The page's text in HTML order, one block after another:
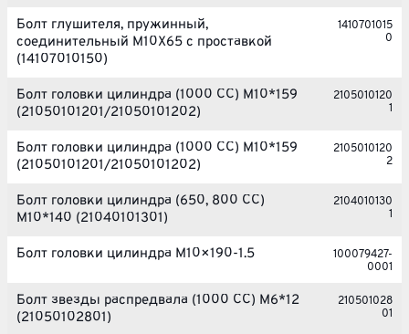
Болт глушителя, пружинный,
соединительный M10X65 с проставкой
(14107010150)
1410701015
0
Болт головки цилиндра (1000 CC) М10*159
(21050101201/21050101202)
2105010120
1
Болт головки цилиндра (1000 CC) М10*159
(21050101201/21050101202)
2105010120
2
Болт головки цилиндра (650, 800 CC)
М10*140 (21040101301)
2104010130
1
Болт головки цилиндра M10×190-1.5
100079427-
0001
Болт звезды распредвала (1000 CC) М6*12
(21050102801)
210501028
01